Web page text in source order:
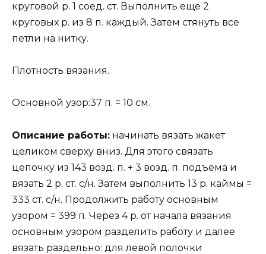
круговой р. 1 соед. ст. Выполнить еще 2
круговых р. из 8 п. каждый. Затем стянуть все
петли на нитку.
Плотность вязания.
Основной узор:37 п. = 10 см.
Описание работы: начинать вязать жакет
целиком сверху вниз. Для этого связать
цепочку из 143 возд. п. + 3 возд. п. подъема и
вязать 2 р. ст. с/н. Затем выполнить 13 р. каймы =
333 ст. с/н. Продолжить работу основным
узором = 399 п. Через 4 р. от начала вязания
основным узором разделить работу и далее
вязать раздельно: для левой полочки